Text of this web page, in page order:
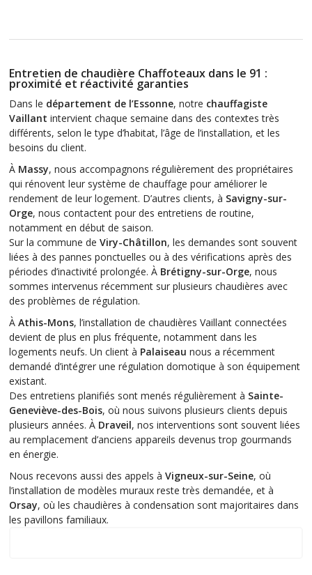
Entretien de chaudière Chaffoteaux dans le 91 :
proximité et réactivité garanties
Dans le département de l’Essonne, notre chauffagiste
Vaillant intervient chaque semaine dans des contextes très
différents, selon le type d’habitat, l’âge de l’installation, et les
besoins du client.
À Massy, nous accompagnons régulièrement des propriétaires
qui rénovent leur système de chauffage pour améliorer le
rendement de leur logement. D’autres clients, à Savigny-sur-
Orge, nous contactent pour des entretiens de routine,
notamment en début de saison.
Sur la commune de Viry-Châtillon, les demandes sont souvent
liées à des pannes ponctuelles ou à des vérifications après des
périodes d’inactivité prolongée. À Brétigny-sur-Orge, nous
sommes intervenus récemment sur plusieurs chaudières avec
des problèmes de régulation.
À Athis-Mons, l’installation de chaudières Vaillant connectées
devient de plus en plus fréquente, notamment dans les
logements neufs. Un client à Palaiseau nous a récemment
demandé d’intégrer une régulation domotique à son équipement
existant.
Des entretiens planifiés sont menés régulièrement à Sainte-
Geneviève-des-Bois, où nous suivons plusieurs clients depuis
plusieurs années. À Draveil, nos interventions sont souvent liées
au remplacement d’anciens appareils devenus trop gourmands
en énergie.
Nous recevons aussi des appels à Vigneux-sur-Seine, où
l’installation de modèles muraux reste très demandée, et à
Orsay, où les chaudières à condensation sont majoritaires dans
les pavillons familiaux.